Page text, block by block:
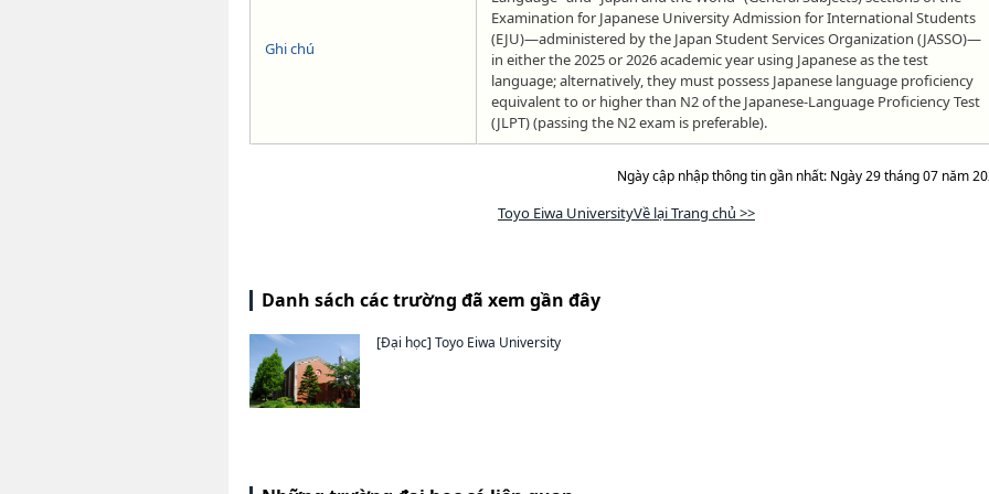
Ghi chú
Examination for Japanese University Admission for International Students
(EJU)—administered by the Japan Student Services Organization (JASSO)—
in either the 2025 or 2026 academic year using Japanese as the test
language; alternatively, they must possess Japanese language proficiency
equivalent to or higher than N2 of the Japanese-Language Proficiency Test
(JLPT) (passing the N2 exam is preferable).
Ngày cập nhập thông tin gần nhất: Ngày 29 tháng 07 năm
Toyo Eiwa UniversityVề lại Trang chủ >>
Danh sách các trường đã xem gần đây
[Đại học] Toyo Eiwa University